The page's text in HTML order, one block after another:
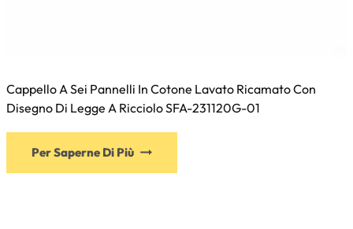
Cappello A Sei Pannelli In Cotone Lavato Ricamato Con
Disegno Di Legge A Ricciolo SFA-231120G-01
Per Saperne Di Più